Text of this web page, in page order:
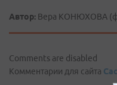
Автор: Вера КОНЮХОВА
Comments are disabled
Комментарии для сайта